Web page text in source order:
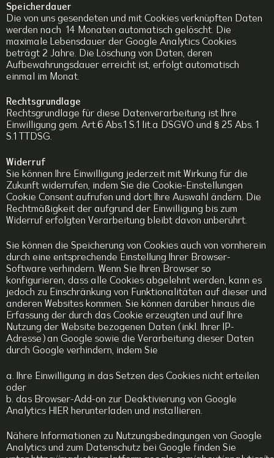
Speicherdauer
Die von uns gesendeten und mit Cookies verknüpften Daten
werden nach 14 Monaten automatisch gelöscht. Die
maximale Lebensdauer der Google Analytics Cookies
beträgt 2 Jahre. Die Löschung von Daten, deren
Aufbewahrungsdauer erreicht ist, erfolgt automatisch
einmal im Monat.
Rechtsgrundlage
Rechtsgrundlage für diese Datenverarbeitung ist Ihre
Einwilligung gem. Art.6 Abs.1 S.1 lit.a DSGVO und § 25 Abs. 1
S.1 TTDSG.
Widerruf
Sie können Ihre Einwilligung jederzeit mit Wirkung für die
Zukunft widerrufen, indem Sie die Cookie-Einstellungen
Cookie Consent aufrufen und dort Ihre Auswahl ändern. Die
Rechtmäßigkeit der aufgrund der Einwilligung bis zum
Widerruf erfolgten Verarbeitung bleibt davon unberührt.
Sie können die Speicherung von Cookies auch von vornherein
durch eine entsprechende Einstellung Ihrer Browser-
Software verhindern. Wenn Sie Ihren Browser so
konfigurieren, dass alle Cookies abgelehnt werden, kann es
jedoch zu Einschränkung von Funktionalitäten auf dieser und
anderen Websites kommen. Sie können darüber hinaus die
Erfassung der durch das Cookie erzeugten und auf Ihre
Nutzung der Website bezogenen Daten (inkl. Ihrer IP-
Adresse) an Google sowie die Verarbeitung dieser Daten
durch Google verhindern, indem Sie
a. Ihre Einwilligung in das Setzen des Cookies nicht erteilen
oder
b. das Browser-Add-on zur Deaktivierung von Google
Analytics HIER herunterladen und installieren.
Nähere Informationen zu Nutzungsbedingungen von Google
Analytics und zum Datenschutz bei Google finden Sie